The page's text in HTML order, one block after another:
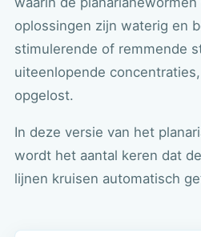
oplossingen zijn waterig en
stimulerende of remmende
uiteenlopende
opgelost.
In deze versie van het
wordt het aantal keren dat
lijnen kruisen automatisch